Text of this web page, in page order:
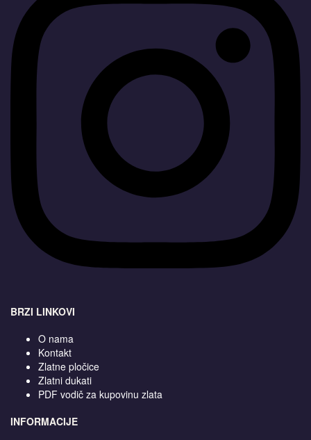
BRZI LINKOVI
O nama
Kontakt
Zlatne pločice
Zlatni dukati
PDF vodič za kupovinu zlata
INFORMACIJE